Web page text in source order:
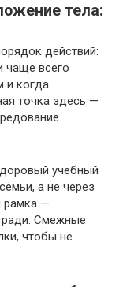
тела:
действий:
чаще всего
и когда
точка здесь —
учебный
а не через
рамка —
Смежные
чтобы не